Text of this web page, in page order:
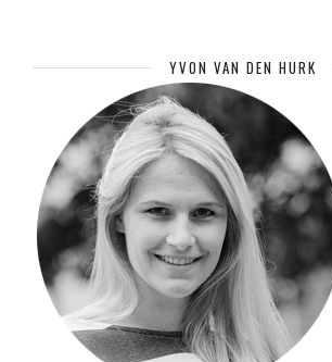
YVON VAN DEN HURK